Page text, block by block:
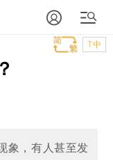
T中
象，有人甚至发